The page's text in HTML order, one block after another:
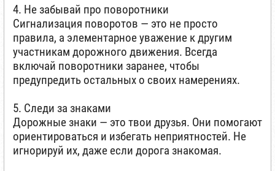
4. Не забывай про поворотники
Сигнализация поворотов — это не просто
правила, а элементарное уважение к другим
участникам дорожного движения. Всегда
включай поворотники заранее, чтобы
предупредить остальных о своих намерениях.
5. Следи за знаками
Дорожные знаки — это твои друзья. Они помогают
ориентироваться и избегать неприятностей. Не
игнорируй их, даже если дорога знакомая.